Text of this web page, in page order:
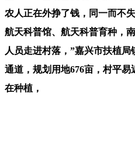
农人正在外挣了钱，同一而不
航天科普馆、航天科普育种，
人员走进村落，”嘉兴市扶植
通道，规划用地676亩，村平
在种植，